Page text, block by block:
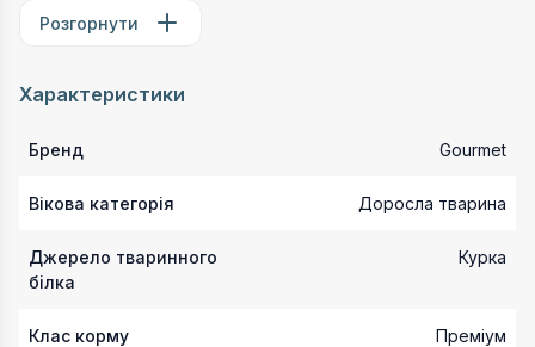
Розгорнути
Характеристики
Бренд Gourmet
Вікова категорія Доросла тварина
Джерело тваринного
білка
Курка
Клас корму Преміум